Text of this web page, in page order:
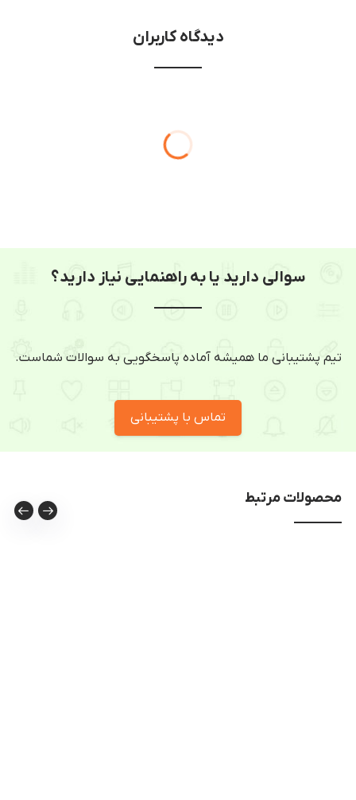
دیدگاه کاربران
سوالی دارید یا به راهنمایی نیاز دارید؟
تیم پشتیبانی ما همیشه آماده پاسخگویی به سوالات شماست.
تماس با پشتیبانی
محصولات مرتبط